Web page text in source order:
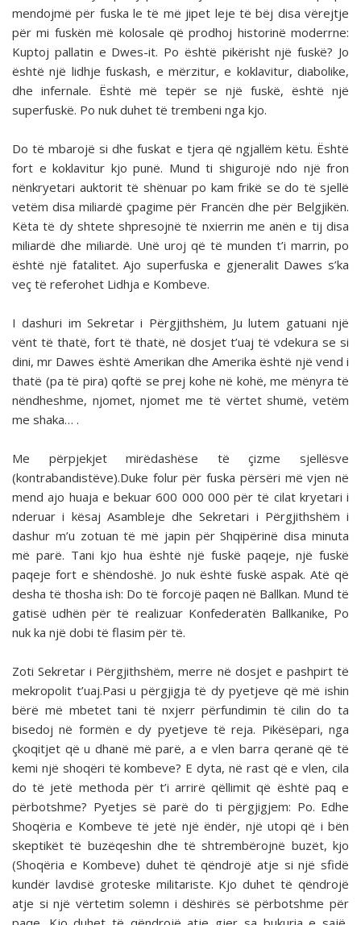
mendojmë për fuska le të më jipet leje të bëj disa vërejtje
për mi fuskën më kolosale që prodhoj historinë moderrne:
Kuptoj pallatin e Dwes-it. Po është pikërisht një fuskë? Jo
është një lidhje fuskash, e mërzitur, e koklavitur, diabolike,
dhe infernale. Është më tepër se një fuskë, është një
superfuskë. Po nuk duhet të trembeni nga kjo.
Do të mbarojë si dhe fuskat e tjera që ngjallëm këtu. Është
fort e koklavitur kjo punë. Mund ti shigurojë ndo një fron
nënkryetari auktorit të shënuar po kam frikë se do të sjellë
vetëm disa miliardë çpagime për Francën dhe për Belgjikën.
Këta të dy shtete shpresojnë të nxierrin me anën e tij disa
miliardë dhe miliardë. Unë uroj që të munden t’i marrin, po
është një fatalitet. Ajo superfuska e gjeneralit Dawes s’ka
veç të referohet Lidhja e Kombeve.
I dashuri im Sekretar i Përgjithshëm, Ju lutem gatuani një
vënt të thatë, fort të thatë, në dosjet t’uaj të vdekura se si
dini, mr Dawes është Amerikan dhe Amerika është një vend i
thatë (pa të pira) qoftë se prej kohe në kohë, me mënyra të
nëndheshme, njomet, njomet me të vërtet shumë, vetëm
me shaka… .
Me përpjekjet mirëdashëse të çizme sjellësve
(kontrabandistëve).Duke folur për fuska përsëri më vjen në
mend ajo huaja e bekuar 600 000 000 për të cilat kryetari i
nderuar i kësaj Asambleje dhe Sekretari i Përgjithshëm i
dashur m’u zotuan të më japin për Shqipërinë disa minuta
më parë. Tani kjo hua është një fuskë paqeje, një fuskë
paqeje fort e shëndoshë. Jo nuk është fuskë aspak. Atë që
desha të thosha ish: Do të forcojë paqen në Ballkan. Mund të
gatisë udhën për të realizuar Konfederatën Ballkanike, Po
nuk ka një dobi të flasim për të.
Zoti Sekretar i Përgjithshëm, merre në dosjet e pashpirt të
mekropolit t’uaj.Pasi u përgjigja të dy pyetjeve që më ishin
bërë më mbetet tani të nxjerr përfundimin të cilin do ta
bisedoj në formën e dy pyetjeve të reja. Pikësëpari, nga
çkoqitjet që u dhanë më parë, a e vlen barra qeranë që të
kemi një shoqëri të kombeve? E dyta, në rast që e vlen, cila
do të jetë methoda për t’i arrirë qëllimit që është paq e
përbotshme? Pyetjes së parë do ti përgjigjem: Po. Edhe
Shoqëria e Kombeve të jetë një ëndër, një utopi që i bën
skeptikët të buzëqeshin dhe të shtrembërojnë buzët, kjo
(Shoqëria e Kombeve) duhet të qëndrojë atje si një sfidë
kundër lavdisë groteske militariste. Kjo duhet të qëndrojë
atje si një vërtetim solemn i dëshirës së përbotshme për